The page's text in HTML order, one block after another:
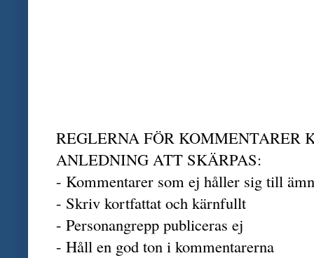
REGLERNA FÖR KOMMENTARER
ANLEDNING ATT SKÄRPAS:
- Kommentarer som ej håller sig till
- Skriv kortfattat och kärnfullt
- Personangrepp publiceras ej
- Håll en god ton i kommentarerna